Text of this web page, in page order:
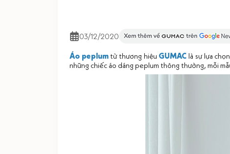
03/12/2020
Áo peplumtừ thương hiệu GUMAC là sự lựa
những chiếc áo dáng peplum thông thường, mỗi